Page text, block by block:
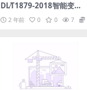
DL∕T1879-2018智能变电
站监控系统验收规范(6.96
MB)pdf
2 年前 0 0 7